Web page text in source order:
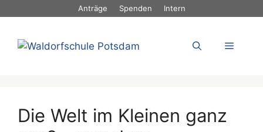
Anträge Spenden Intern
Menü
Die Welt im Kleinen ganz